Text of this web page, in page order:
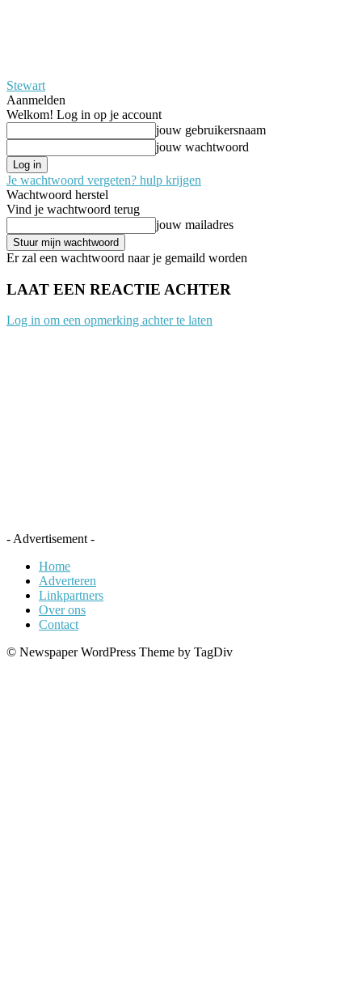
Stewart
Aanmelden
Welkom! Log in op je account
jouw gebruikersnaam
jouw wachtwoord
Je wachtwoord vergeten? hulp krijgen
Wachtwoord herstel
Vind je wachtwoord terug
jouw mailadres
Er zal een wachtwoord naar je gemaild worden
LAAT EEN REACTIE ACHTER
Log in om een opmerking achter te laten
- Advertisement -
Home
Adverteren
Linkpartners
Over ons
Contact
© Newspaper WordPress Theme by TagDiv